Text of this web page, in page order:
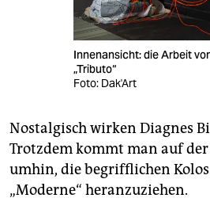
Innenansicht: die Arbeit
„Tributo“
Foto: Dak'Art
Nostalgisch wirken Diagnes
Trotzdem kommt man auf
umhin, die begrifflichen
„Moderne“ heranzuziehen.